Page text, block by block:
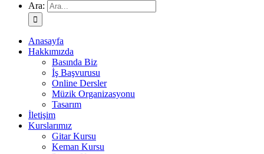
Ara:
Anasayfa
Hakkımızda
Basında Biz
İş Başvurusu
Online Dersler
Müzik Organizasyonu
Tasarım
İletişim
Kurslarımız
Gitar Kursu
Keman Kursu